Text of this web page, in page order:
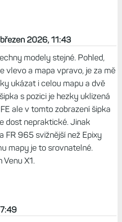
2026, 11:43
modely stejné. Pohled,
vlevo a mapa vpravo, je za mě
ukázat i celou mapu a dvě
s pozici je hezky uklizená
ale v tomto zobrazení šipka
dost nepraktické. Jinak
FR 965 svižnější než Epixy
mapy je to srovnatelné.
X1.